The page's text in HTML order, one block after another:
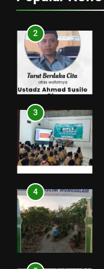
2
3
4